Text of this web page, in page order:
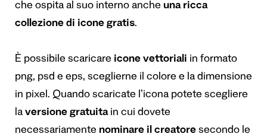
che ospita al suo interno anche una ricca
collezione di icone gratis.
È possibile scaricare icone vettoriali in formato
png, psd e eps, sceglierne il colore e la dimensione
in pixel. Quando scaricate l’icona potete scegliere
la versione gratuitain cui dovete
necessariamente nominare il creatore secondo le